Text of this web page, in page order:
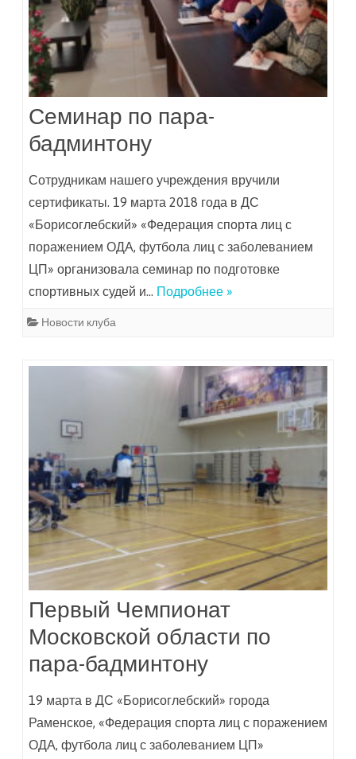
Семинар по пара-
бадминтону
Сотрудникам нашего учреждения вручили
сертификаты. 19 марта 2018 года в ДС
«Борисоглебский» «Федерация спорта лиц с
поражением ОДА, футбола лиц с заболеванием
ЦП» организовала семинар по подготовке
спортивных судей и… Подробнее »
Новости клуба
Первый Чемпионат
Московской области по
пара-бадминтону
19 марта в ДС «Борисоглебский» города
Раменское, «Федерация спорта лиц с поражением
ОДА, футбола лиц с заболеванием ЦП»